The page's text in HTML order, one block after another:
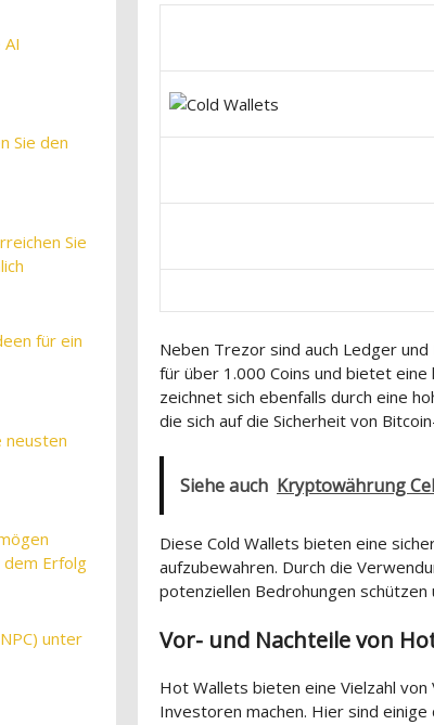
Neben Trezor sind auch Ledger
für über 1.000 Coins und bietet eine
zeichnet sich ebenfalls durch eine
die sich auf die Sicherheit von
Siehe auch Kryptowährung
Diese Cold Wallets bieten eine
aufzubewahren. Durch die
potenziellen Bedrohungen
Vor- und Nachteile von
Hot Wallets bieten eine Vielzahl
Investoren machen. Hier sind
Sie den
Sie
für ein
neusten
dem Erfolg
unter